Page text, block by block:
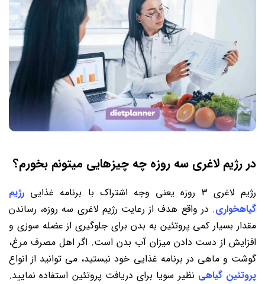
در رژیم لاغری سه روزه چه چیزهایی میتونم بخورم؟
رژیم لاغری 3 روزه یعنی وجه اشتراک با برنامه غذایی
رژیم
گیاهخواری. در واقع هدف از رعایت رژیم لاغری سه روزه، رساندن
مقدار بسیار کمی پروتئین به بدن برای جلوگیری از عضله سوزی و
افزایش از دست دادن میزان آب بدن است. اگر اهل مصرف مرغ،
گوشت و ماهی در برنامه غذایی خود نیستید، می توانید از انواع
پروتئین گیاهی نظیر سویا برای دریافت پروتئین استفاده نمایید.